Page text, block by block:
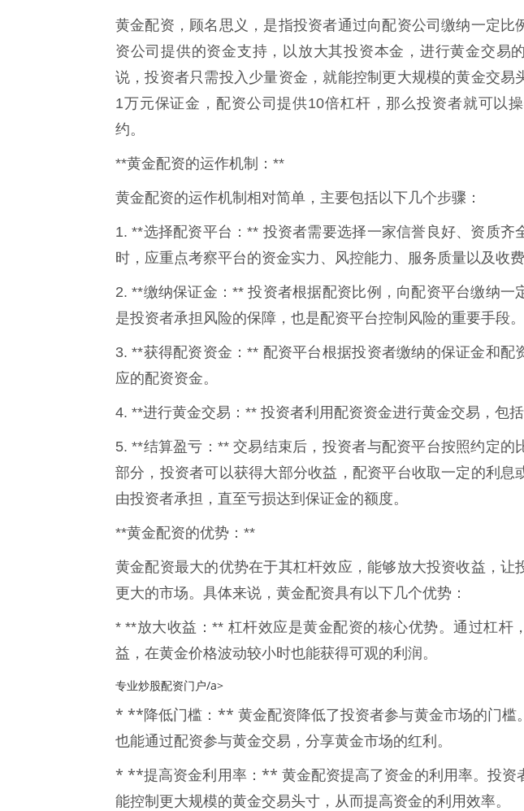
黄金配资，顾名思义，是指投资者通过向配资公司缴纳一定比
资公司提供的资金支持，以放大其投资本金，进行黄金交易
说，投资者只需投入少量资金，就能控制更大规模的黄金交易
1万元保证金，配资公司提供10倍杠杆，那么投资者就可以
约。
**黄金配资的运作机制：**
黄金配资的运作机制相对简单，主要包括以下几个步骤：
1. **选择配资平台：** 投资者需要选择一家信誉良好、资质齐
时，应重点考察平台的资金实力、风控能力、服务质量以及收费
2. **缴纳保证金：** 投资者根据配资比例，向配资平台缴纳一
是投资者承担风险的保障，也是配资平台控制风险的重要手段。
3. **获得配资资金：** 配资平台根据投资者缴纳的保证金和配
应的配资资金。
4. **进行黄金交易：** 投资者利用配资资金进行黄金交易，包
5. **结算盈亏：** 交易结束后，投资者与配资平台按照约定的
部分，投资者可以获得大部分收益，配资平台收取一定的利息
由投资者承担，直至亏损达到保证金的额度。
**黄金配资的优势：**
黄金配资最大的优势在于其杠杆效应，能够放大投资收益，让
更大的市场。具体来说，黄金配资具有以下几个优势：
* **放大收益：** 杠杆效应是黄金配资的核心优势。通过杠杆
益，在黄金价格波动较小时也能获得可观的利润。
专业炒股配资门户/a>
* **降低门槛：** 黄金配资降低了投资者参与黄金市场的门槛
也能通过配资参与黄金交易，分享黄金市场的红利。
* **提高资金利用率：** 黄金配资提高了资金的利用率。投资
能控制更大规模的黄金交易头寸，从而提高资金的利用效率。